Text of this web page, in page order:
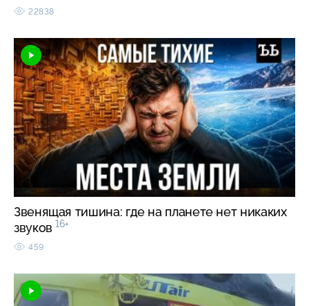
22838
Звенящая тишина: где на планете нет никаких
звуков 16+
459